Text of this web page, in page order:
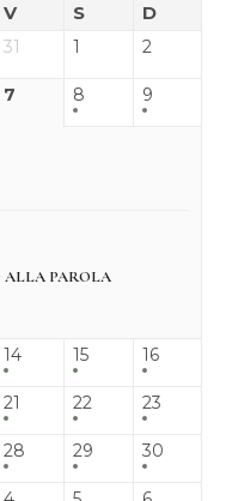
V S D
31 1 2
7 8 9
PAROLA
14 15 16
21 22 23
28 29 30